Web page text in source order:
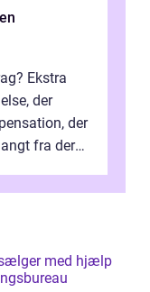
Ekstra
der
der
fra deres
med hjælp